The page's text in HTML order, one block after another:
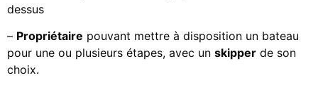
dessus
– Propriétaire pouvant mettre à disposition un bateau
pour une ou plusieurs étapes, avec un skipper de son
choix.